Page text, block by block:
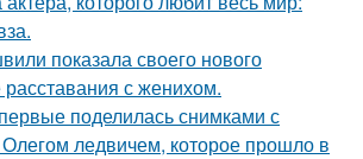
показала своего нового
с женихом.
поделилась снимками с
Олегом ледвичем, которое прошло в